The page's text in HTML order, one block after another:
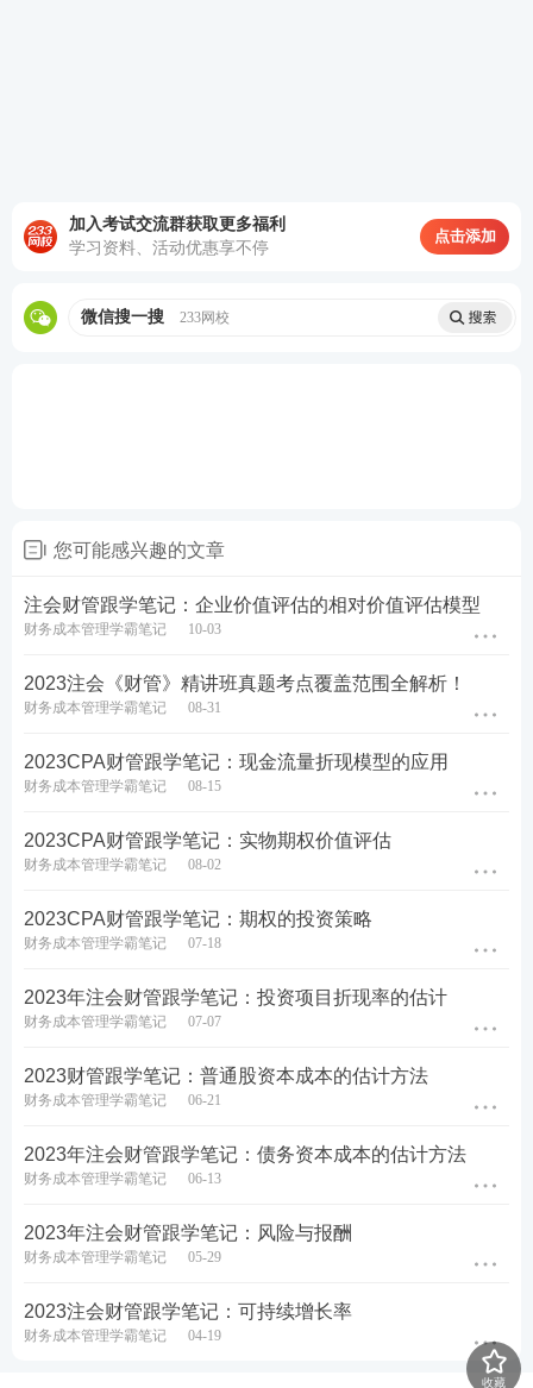
作业成本
法
计分值为2-4分，题型主要为客观题，也可能涉及
计算分析题（分值虽然不高，但有可能处于关键
步骤），属于重要章节。
第十五章
本量利分
敏感分析等相关内容，估计分值为6-8分，题型可
全面预算
也可能涉及计算分析题，属于重要章节。
第十八章
责任会计
等相关内容，估计分值为2分左右，题型主要为客
观题，偶尔也可能涉及计算分析题（但是计算比
第十九章
★★本章主要讲解经济增加值等相关内容，估计
分值为2-4分，题型可能为客观题，也可能涉及计
03 学习计划
学习天
数
天）
精讲
H
1天
财务管理概述
1.92
1.企业组织形式和财务管
2.财务管理的目标与利益
3天
财务报表分析和财务
预测
8.72
1.财务分析方法
4.管理用财务报表体系
5.财务预测的步骤和方法
6.外部资本需求的测算
8.可持续增长率的测算
第三章
2.货币时间价值
3.单项资产的风险与报酬
4.投资组合的风险与报酬
加入考试交流群获取更多福利
学习资料、活动优惠享不停
点击添加
微信搜一搜 233网校
您可能感兴趣的文章
注会财管跟学笔记：企业价值评估的相对价值评估模型
财务成本管理学霸笔记 10-03
2023注会《财管》精讲班真题考点覆盖范围全解析！
财务成本管理学霸笔记 08-31
2023CPA财管跟学笔记：现金流量折现模型的应用
财务成本管理学霸笔记 08-15
2023CPA财管跟学笔记：实物期权价值评估
财务成本管理学霸笔记 08-02
2023CPA财管跟学笔记：期权的投资策略
财务成本管理学霸笔记 07-18
2023年注会财管跟学笔记：投资项目折现率的估计
财务成本管理学霸笔记 07-07
2023财管跟学笔记：普通股资本成本的估计方法
财务成本管理学霸笔记 06-21
2023年注会财管跟学笔记：债务资本成本的估计方法
财务成本管理学霸笔记 06-13
2023年注会财管跟学笔记：风险与报酬
财务成本管理学霸笔记 05-29
2023注会财管跟学笔记：可持续增长率
财务成本管理学霸笔记 04-19
收藏